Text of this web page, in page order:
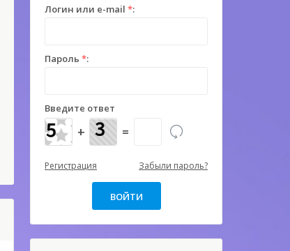
Логин или e-mail *:
Пароль *:
Введите ответ
+ =
Регистрация Забыли пароль?